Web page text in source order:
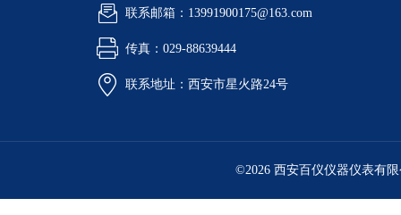
联系邮箱：13991900175@163.com
传真：029-88639444
联系地址：西安市星火路24号
©2026 西安百仪仪器仪表有